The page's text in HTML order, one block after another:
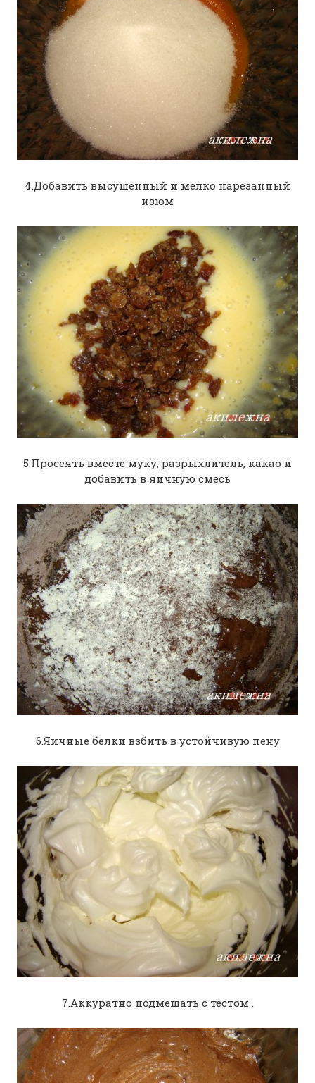
4.Добавить высушенный и мелко нарезанный
изюм
5.Просеять вместе муку, разрыхлитель, какао и
добавить в яичную смесь
6.Яичные белки взбить в устойчивую пену
7.Аккуратно подмешать с тестом .